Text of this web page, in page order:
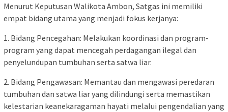
Menurut Keputusan Walikota Ambon, Satgas ini memiliki
empat bidang utama yang menjadi fokus kerjanya:
1. Bidang Pencegahan: Melakukan koordinasi dan program-
program yang dapat mencegah perdagangan ilegal dan
penyelundupan tumbuhan serta satwa liar.
2. Bidang Pengawasan: Memantau dan mengawasi peredaran
tumbuhan dan satwa liar yang dilindungi serta memastikan
kelestarian keanekaragaman hayati melalui pengendalian yang